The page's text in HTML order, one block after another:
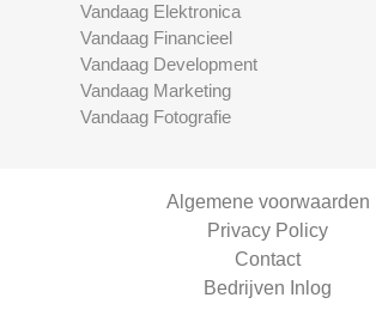
Vandaag Elektronica
Vandaag Financieel
Vandaag Development
Vandaag Marketing
Vandaag Fotografie
Algemene voorwaarden
Privacy Policy
Contact
Bedrijven Inlog